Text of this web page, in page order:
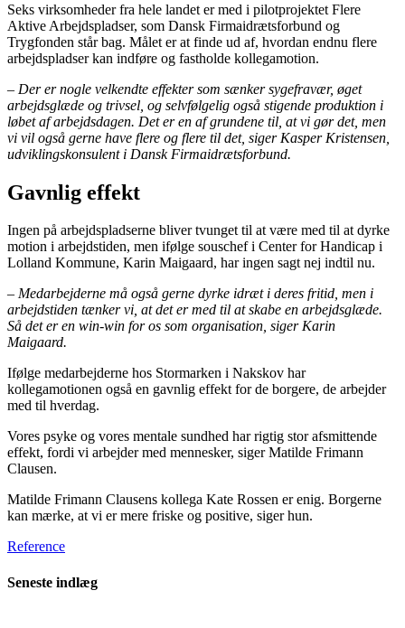
Seks virksomheder fra hele landet er med i pilotprojektet Flere
Aktive Arbejdspladser, som Dansk Firmaidrætsforbund og
Trygfonden står bag. Målet er at finde ud af, hvordan endnu flere
arbejdspladser kan indføre og fastholde kollegamotion.
– Der er nogle velkendte effekter som sænker sygefravær, øget
arbejdsglæde og trivsel, og selvfølgelig også stigende produktion i
løbet af arbejdsdagen. Det er en af grundene til, at vi gør det, men
vi vil også gerne have flere og flere til det, siger Kasper Kristensen,
udviklingskonsulent i Dansk Firmaidrætsforbund.
Gavnlig effekt
Ingen på arbejdspladserne bliver tvunget til at være med til at dyrke
motion i arbejdstiden, men ifølge souschef i Center for Handicap i
Lolland Kommune, Karin Maigaard, har ingen sagt nej indtil nu.
– Medarbejderne må også gerne dyrke idræt i deres fritid, men i
arbejdstiden tænker vi, at det er med til at skabe en arbejdsglæde.
Så det er en win-win for os som organisation, siger Karin
Maigaard.
Ifølge medarbejderne hos Stormarken i Nakskov har
kollegamotionen også en gavnlig effekt for de borgere, de arbejder
med til hverdag.
Vores psyke og vores mentale sundhed har rigtig stor afsmittende
effekt, fordi vi arbejder med mennesker, siger Matilde Frimann
Clausen.
Matilde Frimann Clausens kollega Kate Rossen er enig. Borgerne
kan mærke, at vi er mere friske og positive, siger hun.
Reference
Seneste indlæg